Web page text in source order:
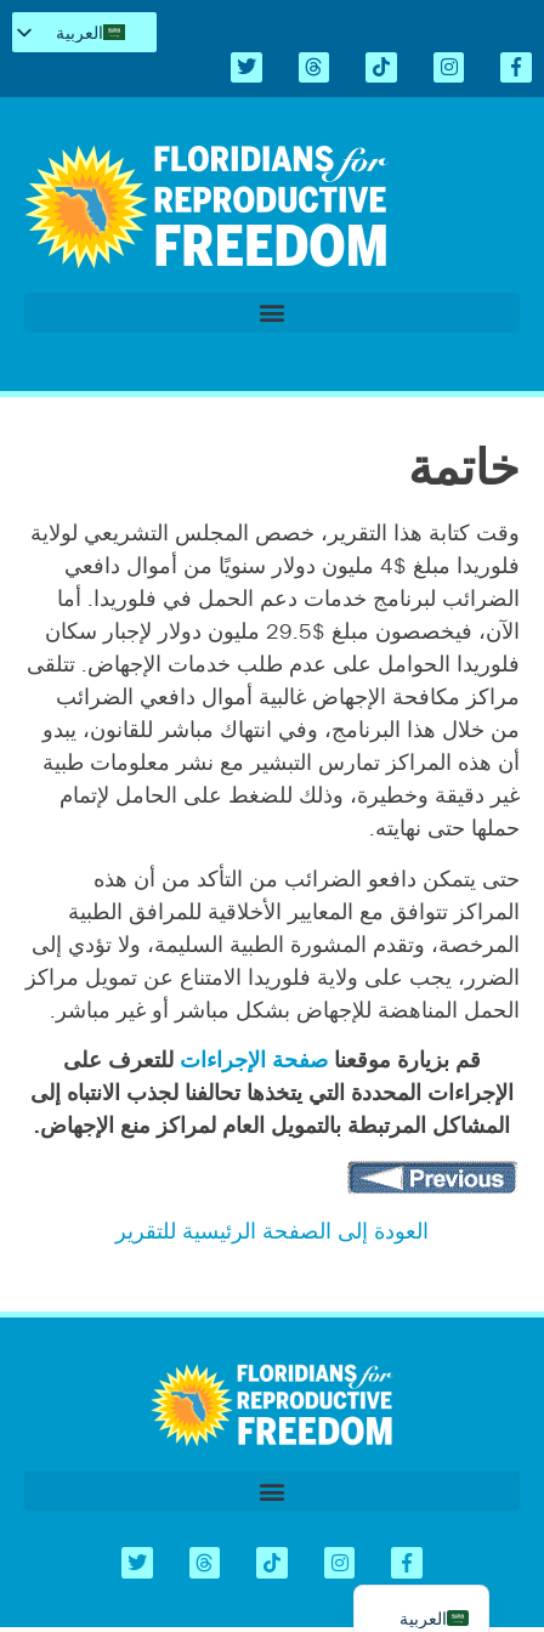
العربية
Español
简体中文
Tiếng Việt
اردو
خاتمة
وقت كتابة هذا التقرير، خصص المجلس التشريعي لولاية
فلوريدا مبلغ $4 مليون دولار سنويًا من أموال دافعي
الضرائب لبرنامج خدمات دعم الحمل في فلوريدا. أما
الآن، فيخصصون مبلغ $29.5 مليون دولار لإجبار سكان
فلوريدا الحوامل على عدم طلب خدمات الإجهاض. تتلقى
مراكز مكافحة الإجهاض غالبية أموال دافعي الضرائب
من خلال هذا البرنامج، وفي انتهاك مباشر للقانون، يبدو
أن هذه المراكز تمارس التبشير مع نشر معلومات طبية
غير دقيقة وخطيرة، وذلك للضغط على الحامل لإتمام
حملها حتى نهايته.
حتى يتمكن دافعو الضرائب من التأكد من أن هذه
المراكز تتوافق مع المعايير الأخلاقية للمرافق الطبية
المرخصة، وتقدم المشورة الطبية السليمة، ولا تؤدي إلى
الضرر، يجب على ولاية فلوريدا الامتناع عن تمويل مراكز
الحمل المناهضة للإجهاض بشكل مباشر أو غير مباشر.
قم بزيارة موقعنا صفحة الإجراءات للتعرف على
الإجراءات المحددة التي يتخذها تحالفنا لجذب الانتباه إلى
المشاكل المرتبطة بالتمويل العام لمراكز منع الإجهاض.
العودة إلى الصفحة الرئيسية للتقرير
العربية
English
Español